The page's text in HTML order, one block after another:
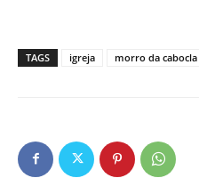
TAGS igreja morro da cabocla